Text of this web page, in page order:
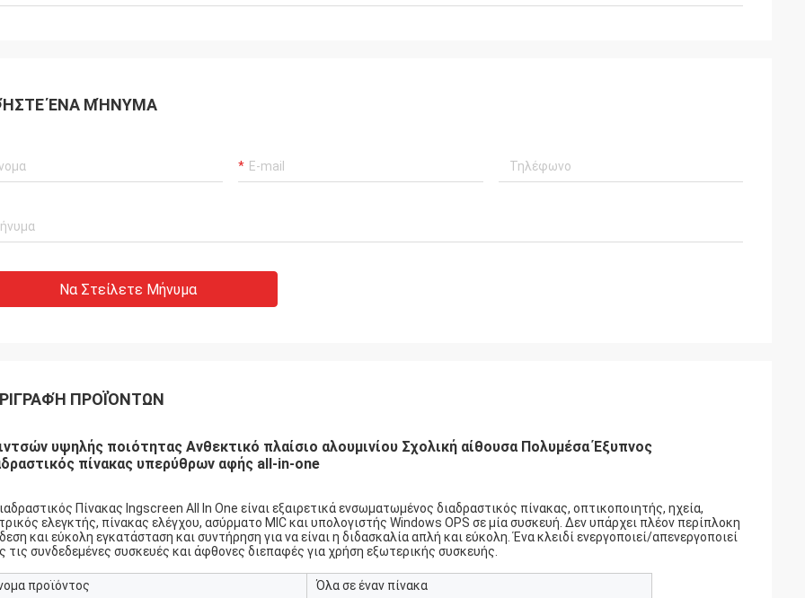
ΈΝΑ ΜΉΝΥΜΑ
Να Στείλετε Μήνυμα
ΠΡΟΪΌΝΤΩΝ
υψηλής ποιότητας Ανθεκτικό πλαίσιο αλουμινίου Σχολική αίθουσα Πολυμέσα Έξυπνος
πίνακας υπερύθρων αφής all-in-one
Πίνακας Ingscreen All In One είναι εξαιρετικά ενσωματωμένος διαδραστικός πίνακας, οπτικοποιητής, ηχεία,
ελεγκτής, πίνακας ελέγχου, ασύρματο MIC και υπολογιστής Windows OPS σε μία συσκευή. Δεν υπάρχει πλέον περίπλοκη
και εύκολη εγκατάσταση και συντήρηση για να είναι η διδασκαλία απλή και εύκολη. Ένα κλειδί ενεργοποιεί/απενεργοποιεί
τις συνδεδεμένες συσκευές και άφθονες διεπαφές για χρήση εξωτερικής συσκευής
προϊόντος Όλα σε έναν πίνακα